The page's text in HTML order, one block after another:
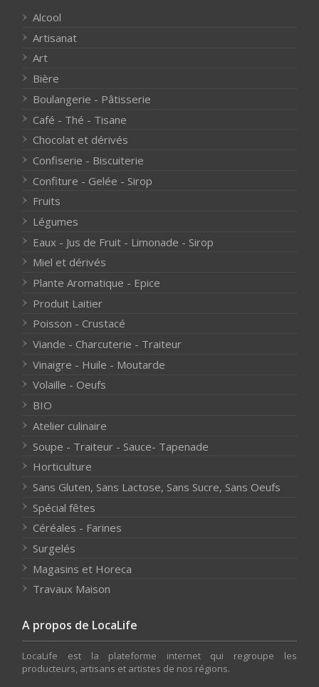
Alcool
Artisanat
Art
Bière
Boulangerie - Pâtisserie
Café - Thé - Tisane
Chocolat et dérivés
Confiserie - Biscuiterie
Confiture - Gelée - Sirop
Fruits
Légumes
Eaux - Jus de Fruit - Limonade - Sirop
Miel et dérivés
Plante Aromatique - Epice
Produit Laitier
Poisson - Crustacé
Viande - Charcuterie - Traiteur
Vinaigre - Huile - Moutarde
Volaille - Oeufs
BIO
Atelier culinaire
Soupe - Traiteur - Sauce- Tapenade
Horticulture
Sans Gluten, Sans Lactose, Sans Sucre, Sans Oeufs
Spécial fêtes
Céréales - Farines
Surgelés
Magasins et Horeca
Travaux Maison
A propos de LocaLife
LocaLife est la plateforme internet qui regroupe les
producteurs, artisans et artistes de nos régions.